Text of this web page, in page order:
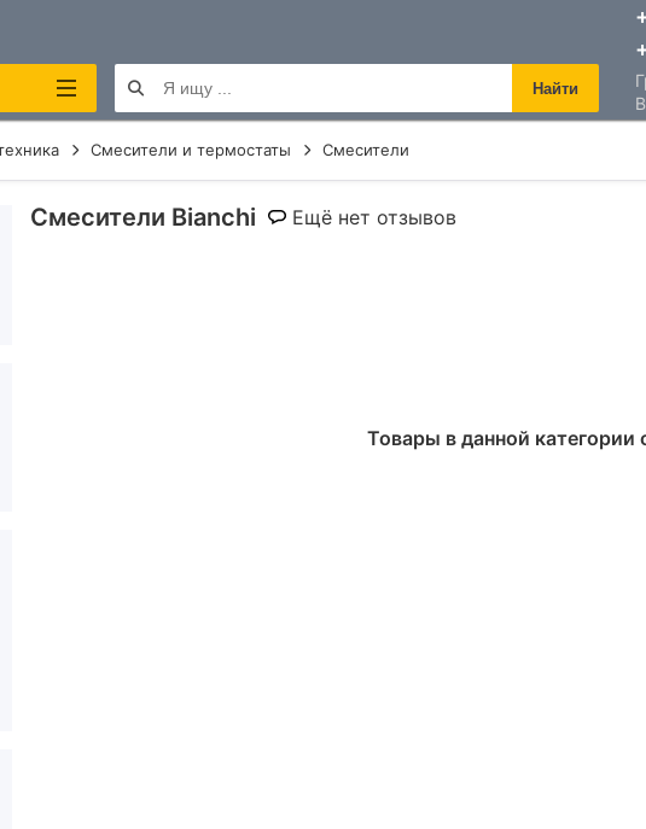
Найти
Смесители и термостаты Смесители
Смесители Bianchi Ещё нет отзывов
Товары в данной категории